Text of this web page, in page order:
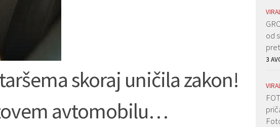
skoraj uničila zakon!
avtomobilu…
od
3